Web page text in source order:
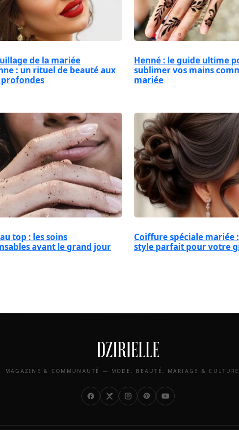
de la mariée
: un rituel de beauté aux
Henné : le guide ultime
sublimer vos mains
mariée
top : les soins
avant le grand jour
Coiffure spéciale mariée
style parfait pour votre
MAGAZINE & COMMUNAUTÉ — MODE, BEAUTÉ, MARIAGE &